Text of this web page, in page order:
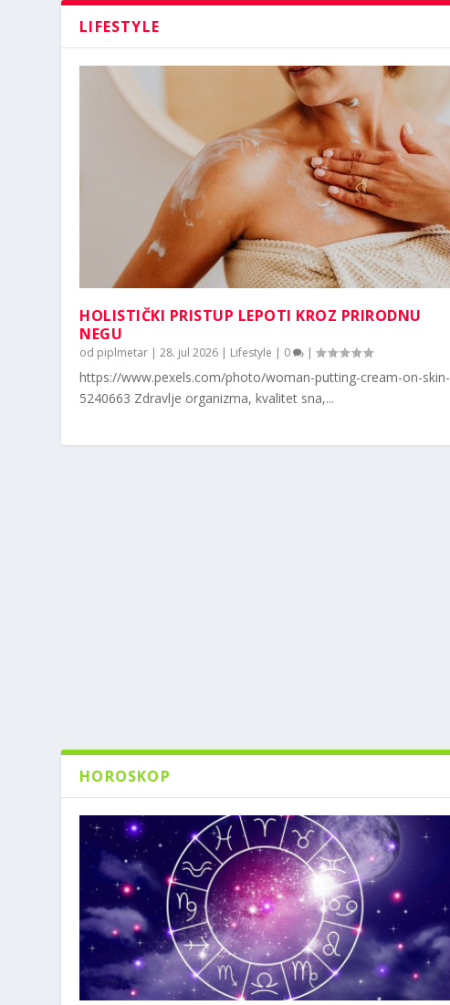
LIFESTYLE
HOLISTIČKI PRISTUP LEPOTI KROZ PRIRODNU
NEGU
od piplmetar |28. jul 2026 | Lifestyle | 0 |
https://www.pexels.com/photo/woman-putting-cream-on-skin-
5240663 Zdravlje organizma, kvalitet sna,...
HOROSKOP